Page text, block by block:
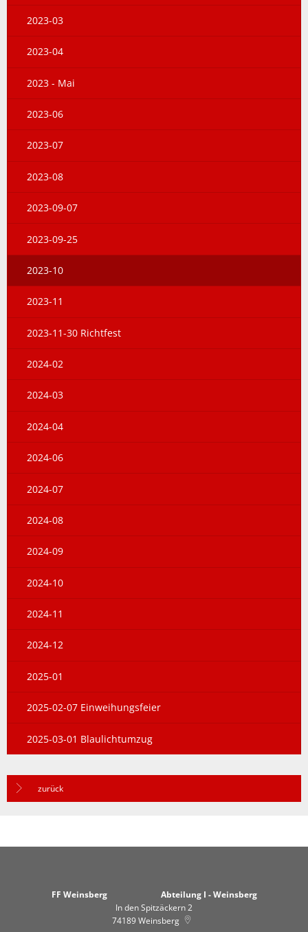
2023-03
2023-04
2023 - Mai
2023-06
2023-07
2023-08
2023-09-07
2023-09-25
2023-10
2023-11
2023-11-30 Richtfest
2024-02
2024-03
2024-04
2024-06
2024-07
2024-08
2024-09
2024-10
2024-11
2024-12
2025-01
2025-02-07 Einweihungsfeier
2025-03-01 Blaulichtumzug
zurück
FF Weinsberg Abteilung I - Weinsberg
In den Spitzäckern 2
74189Weinsberg